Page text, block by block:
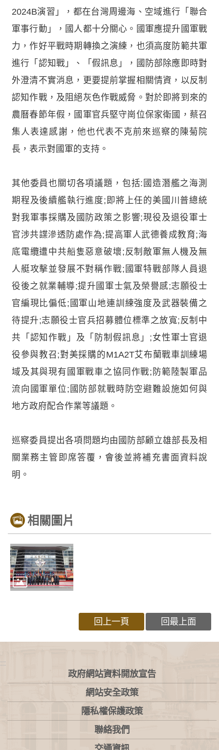
2024B演習」，都在台灣周邊海、空域進行「聯合
軍事行動」，國人都十分關心。國軍應提升國軍戰
力，作好平戰時期轉換之演練，也須高度防範共軍
進行「認知戰」、「假訊息」，國防部除應即時對
外澄清不實消息，更要提前掌握相關情資，以反制
認知作戰，及阻絕灰色作戰威脅。對於即將到來的
農曆春節年假，國軍官兵堅守崗位保家衛國，蔡召
集人表達感謝，他也代表不克前來巡察的陳菊院
長，表示對國軍的支持。
其他委員也關切各項議題，包括:國造潛艦之海測
期程及後續艦執行進度;即將上任的美國川普總統
對我軍事採購及國防政策之影響;現役及退役軍士
官涉共諜滲透防處作為;提高軍人武德養成教育;海
底電纜遭中共船隻惡意破壞;反制敵軍無人機及無
人艇攻擊並發展不對稱作戰;國軍特戰部隊人員退
役後之就業輔導;提升國軍士氣及榮譽感;志願役士
官編現比偏低;國軍山地連訓練強度及武器裝備之
待提升;志願役士官兵招募體位標準之放寬;反制中
共「認知作戰」及「防制假訊息」;女性軍士官退
役參與教召;對美採購的M1A2T艾布蘭戰車訓練場
域及其與現有國軍戰車之協同作戰;防範陸製軍品
流向國軍單位;國防部就戰時防空避難設施如何與
地方政府配合作業等議題。
巡察委員提出各項問題均由國防部顧立雄部長及相
關業務主管即席答覆，會後並將補充書面資料說
明。
相關圖片
回上一頁 回最上面
:::
政府網站資料開放宣告
網站安全政策
隱私權保護政策
聯絡我們